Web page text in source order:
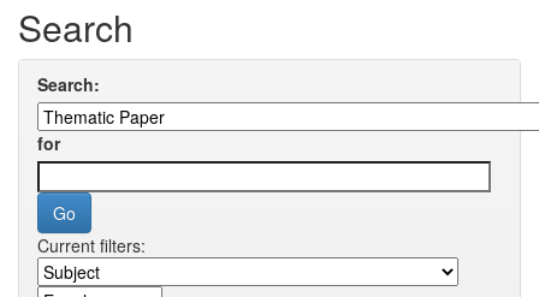
Search
Search:
for
Current filters: